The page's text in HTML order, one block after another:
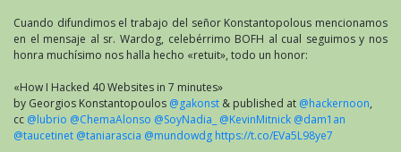
Cuando difundimos el trabajo del señor Konstantopolous mencionamos
en el mensaje al sr. Wardog, celebérrimo BOFH al cual seguimos y nos
honra muchísimo nos halla hecho «retuit», todo un honor:
«How I Hacked 40 Websites in 7 minutes»
by Georgios Konstantopoulos @gakonst & published at @hackernoon,
cc @lubrio @ChemaAlonso @SoyNadia_ @KevinMitnick @dam1an
@taucetinet @taniarascia @mundowdg https://t.co/EVa5L98ye7